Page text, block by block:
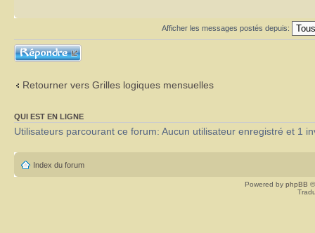
Afficher les messages postés depuis:
Répondre
Retourner vers Grilles logiques mensuelles
QUI EST EN LIGNE
Utilisateurs parcourant ce forum: Aucun utilisateur enregistré et 1
Index du forum
Powered by phpBB